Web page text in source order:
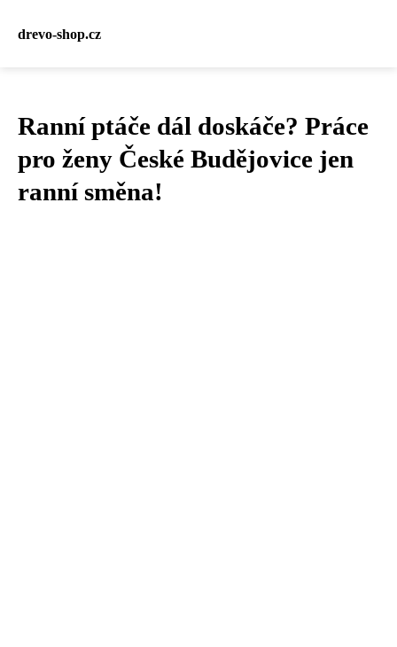
drevo-shop.cz
Ranní ptáče dál doskáče? Práce
pro ženy České Budějovice jen
ranní směna!